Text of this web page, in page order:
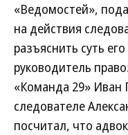
«Ведомостей»,
на действия
разъяснить суть
руководитель
«Команда 29» Иван
следователе
посчитал, что